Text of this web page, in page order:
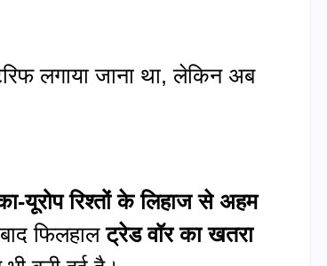
लगाया जाना था, लेकिन अब
यूरोप रिश्तों के लिहाज से अहम
फिलहालट्रेड वॉर का खतरा